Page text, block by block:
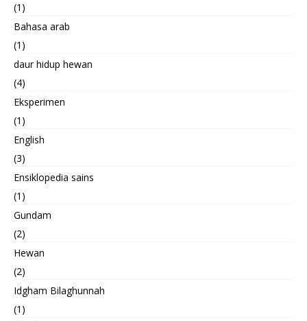
(1)
Bahasa arab
(1)
daur hidup hewan
(4)
Eksperimen
(1)
English
(3)
Ensiklopedia sains
(1)
Gundam
(2)
Hewan
(2)
Idgham Bilaghunnah
(1)